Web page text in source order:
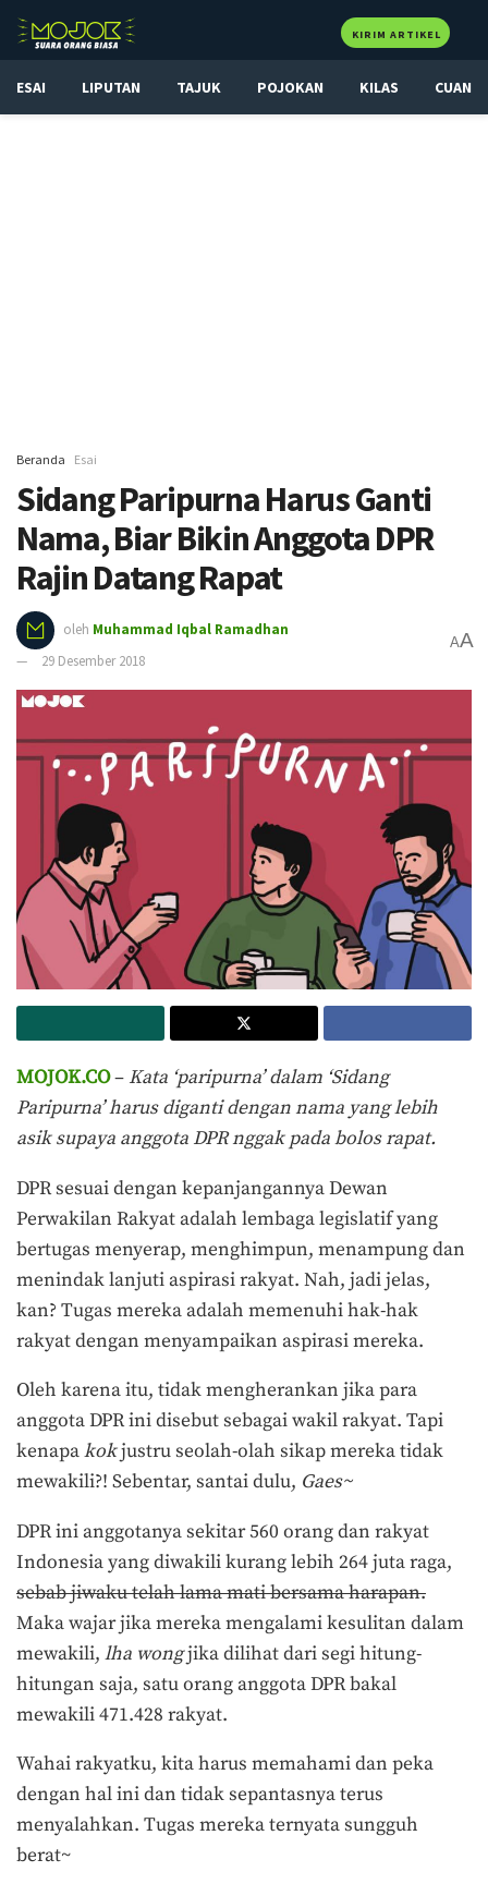
KIRIM ARTIKEL
ESAI LIPUTAN TAJUK POJOKAN KILAS CUAN
Beranda Esai
Sidang Paripurna Harus Ganti
Nama, Biar Bikin Anggota DPR
Rajin Datang Rapat
oleh Muhammad Iqbal Ramadhan
29 Desember 2018
AA
MOJOK.CO– Kata ‘paripurna’ dalam ‘Sidang
Paripurna’ harus diganti dengan nama yang lebih
asik supaya anggota DPR nggak pada bolos rapat.
DPR sesuai dengan kepanjangannya Dewan
Perwakilan Rakyat adalah lembaga legislatif yang
bertugas menyerap, menghimpun, menampung dan
menindak lanjuti aspirasi rakyat. Nah, jadi jelas,
kan? Tugas mereka adalah memenuhi hak-hak
rakyat dengan menyampaikan aspirasi mereka.
Oleh karena itu, tidak mengherankan jika para
anggota DPR ini disebut sebagai wakil rakyat. Tapi
kenapakokjustru seolah-olah sikap mereka tidak
mewakili?! Sebentar, santai dulu, Gaes~
DPR ini anggotanya sekitar 560 orang dan rakyat
Indonesia yang diwakili kurang lebih 264 juta raga,
sebab jiwaku telah lama mati bersama harapan.
Maka wajar jika mereka mengalami kesulitan dalam
mewakili, lha wongjika dilihat dari segi hitung-
hitungan saja, satu orang anggota DPR bakal
mewakili 471.428 rakyat.
Wahai rakyatku, kita harus memahami dan peka
dengan hal ini dan tidak sepantasnya terus
menyalahkan. Tugas mereka ternyata sungguh
berat~